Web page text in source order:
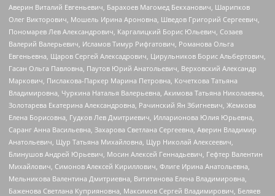
Аверин Виталий Евгеньевич, Барахоев Магомед Бекханович, Шарипков
Олег Викторович, Мошель Ирина Ароновна, Шведов Григорий Сергеевич,
Пономарев Лев Александрович, Каргалицкий Борис Юльевич, Созаев
Валерий Валерьевич, Исламов Тимур Рифгатович, Романова Ольга
Евгеньевна, Щаров Сергей Алексадрович, Цирульников Борис Альбертович,
Гасан Ольга Павловна, Паутов Юрий Анатольевич, Верховский Александр
Маркович, Пислакова-Паркер Марина Петровна, Кочеткова Татьяна
Владимировна, Чуркина Наталья Валерьевна, Акимова Татьяна Николаевна,
Золотарева Екатерина Александровна, Рачинский Ян Збигневич, Жемкова
Елена Борисовна, Гудков Лев Дмитриевич, Илларионова Юлия Юрьевна,
Саранг Анна Васильевна, Захарова Светлана Сергеевна, Аверин Владимир
Анатольевич, Щур Татьяна Михайловна, Щур Николай Алексеевич,
Блинушов Андрей Юрьевич, Мосин Алексей Геннадьевич, Гефтер Валентин
Михайлович, Симонов Алексей Кириллович, Флиге Ирина Анатольевна,
Мельникова Валентина Дмитриевна, Вититинова Елена Владимировна,
Баженова Светлана Куприяновна, Максимов Сергей Владимирович, Беляев